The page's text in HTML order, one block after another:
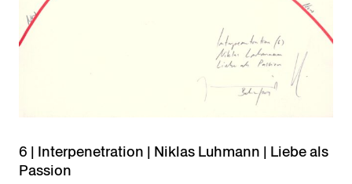
6 | Interpenetration | Niklas Luhmann | Liebe als
Passion